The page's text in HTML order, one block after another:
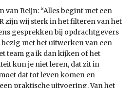
van Reijn: “Alles begint met een
zijn wij sterk in het filteren van het
gesprekken bij opdrachtgevers
met het uitwerken van een
team ga ik dan kijken of het
kun je niet leren, dat zit in
dat tot leven komen en
praktische uitvoering. Van het